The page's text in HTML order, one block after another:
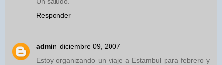
Un saludo.
Responder
admin diciembre 09, 2007
Estoy organizando un viaje a Estambul para febrero y